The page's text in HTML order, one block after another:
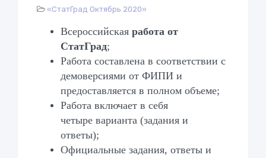
«СтатГрад Октябрь 2020»
Всероссийская работа от
СтатГрад;
Работа составлена в соответствии с
демоверсиями от ФИПИ и
предоставляется в полном объеме;
Работа включает в себя
четыре варианта (задания и
ответы);
Официальные задания, ответы и